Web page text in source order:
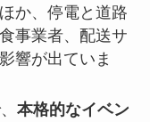
か、停電と道路
事業者、配送サ
響が出ていま
本格的なイベン